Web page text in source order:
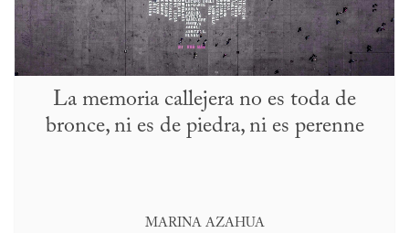
La memoria callejera no es toda de
bronce, ni es de piedra, ni es perenne
MARINA AZAHUA